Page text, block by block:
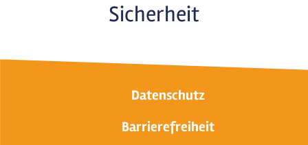
Sicherheit
Datenschutz
Barrierefreiheit